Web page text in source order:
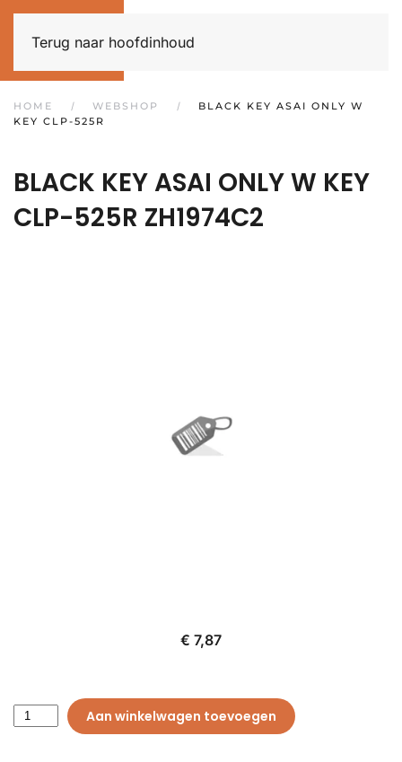
Terug naar hoofdinhoud
HOME WEBSHOP
BLACK KEY ASAI ONLY W
KEY CLP-525R
BLACK KEY ASAI ONLY W KEY
CLP-525R ZH1974C2
€ 7,87
Aan winkelwagen toevoegen